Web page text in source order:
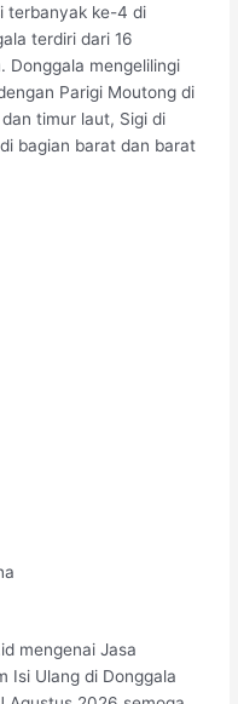
terbanyak ke-4 di
terdiri dari 16
Donggala mengelilingi
Parigi Moutong di
timur laut, Sigi di
bagian barat dan barat
mengenai Jasa
Isi Ulang di Donggala